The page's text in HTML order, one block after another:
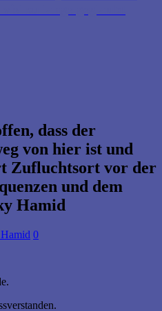
dass der
von hier ist und
Zufluchtsort vor der
und dem
Hamid
0